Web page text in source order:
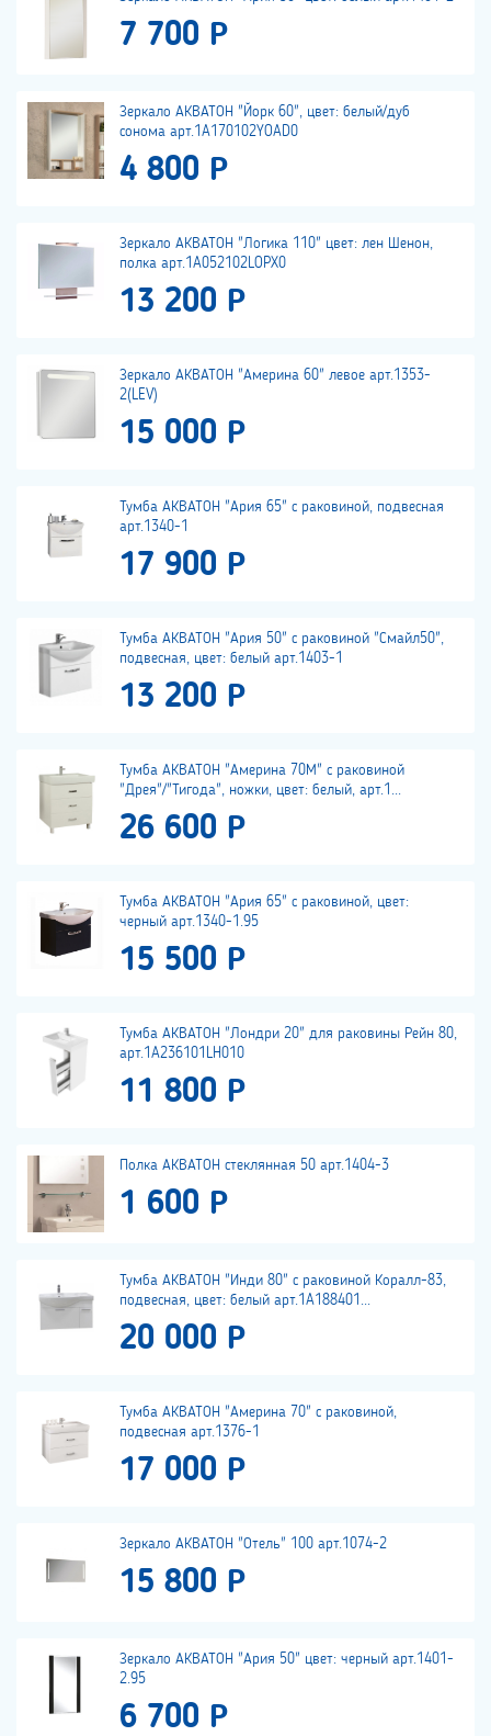
7 700 Р
Зеркало АКВАТОН "Йорк 60", цвет: белый/дуб
сонома арт.1A170102YOAD0
4 800 Р
Зеркало АКВАТОН "Логика 110" цвет: лен Шенон,
полка арт.1A052102LOPX0
13 200 Р
Зеркало АКВАТОН "Америна 60" левое арт.1353-
2(LEV)
15 000 Р
Тумба АКВАТОН "Ария 65" с раковиной, подвесная
арт.1340-1
17 900 Р
Тумба АКВАТОН "Ария 50" с раковиной "Смайл50",
подвесная, цвет: белый арт.1403-1
13 200 Р
Тумба АКВАТОН "Америна 70М" с раковиной
"Дрея"/"Тигода", ножки, цвет: белый, арт.1...
26 600 Р
Тумба АКВАТОН "Ария 65" с раковиной, цвет:
черный арт.1340-1.95
15 500 Р
Тумба АКВАТОН "Лондри 20" для раковины Рейн 80,
арт.1A236101LH010
11 800 Р
Полка АКВАТОН стеклянная 50 арт.1404-3
1 600 Р
Тумба АКВАТОН "Инди 80" с раковиной Коралл-83,
подвесная, цвет: белый арт.1A188401...
20 000 Р
Тумба АКВАТОН "Америна 70" с раковиной,
подвесная арт.1376-1
17 000 Р
Зеркало АКВАТОН "Отель" 100 арт.1074-2
15 800 Р
Зеркало АКВАТОН "Ария 50" цвет: черный арт.1401-
2.95
6 700 Р